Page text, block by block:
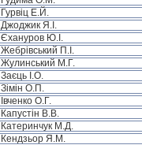
Гурвіц Е.Й.
Джоджик Я.І.
Єхануров Ю.І.
Жебрівський П.І.
Жулинський М.Г.
Заєць І.О.
Зімін О.П.
Івченко О.Г.
Капустін В.В.
Катеринчук М.Д.
Кендзьор Я.М.